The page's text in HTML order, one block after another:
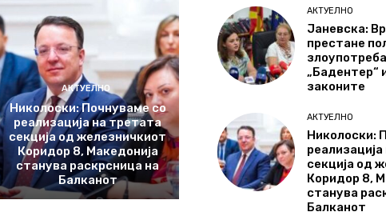
АКТУЕЛНО
Николоски: Почнуваме со
реализација на третата
секција од железничкиот
Коридор 8, Македонија
станува раскрсница на
Балканот
АКТУЕЛНО
Јаневска:
престане
„Бадентер“
законите
АКТУЕЛНО
Николоски:
секција од
Коридор 8,
станува
Балканот